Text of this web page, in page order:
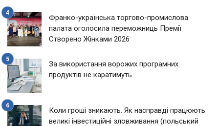
Франко-українська торгово-промислова
палата оголосила переможниць Премії
Створено Жінками 2026
За використання ворожих програмних
продуктів не каратимуть
Коли гроші зникають. Як насправді працюють
великі інвестиційні зловживання (польський